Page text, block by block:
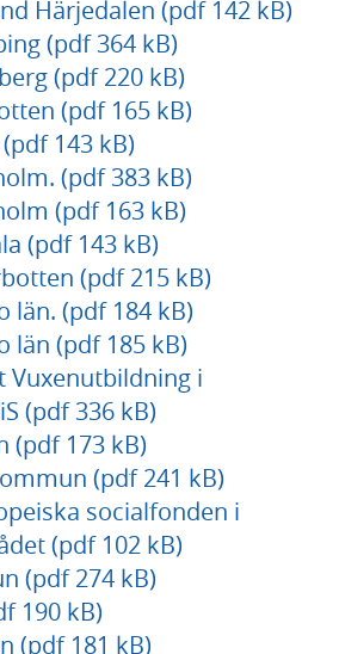
Härjedalen (pdf 142 kB)
(pdf 364 kB)
(pdf 220 kB)
(pdf 165 kB)
143 kB)
(pdf 383 kB)
(pdf 163 kB)
(pdf 143 kB)
(pdf 215 kB)
län. (pdf 184 kB)
län (pdf 185 kB)
Vuxenutbildning i
(pdf 336 kB)
(pdf 173 kB)
(pdf 241 kB)
socialfonden i
(pdf 102 kB)
(pdf 274 kB)
190 kB)
(pdf 181 kB)